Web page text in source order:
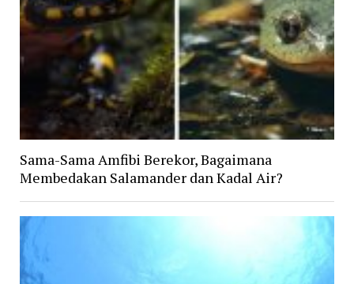
Sama-Sama Amfibi Berekor, Bagaimana
Membedakan Salamander dan Kadal Air?